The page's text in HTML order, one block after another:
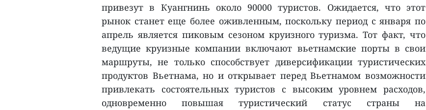
привезут в Куангнинь около 90000 туристов. Ожидается, что этот
рынок станет еще более оживленным, поскольку период с января по
апрель является пиковым сезоном круизного туризма. Тот факт, что
ведущие круизные компании включают вьетнамские порты в свои
маршруты, не только способствует диверсификации туристических
продуктов Вьетнама, но и открывает перед Вьетнамом возможности
привлекать состоятельных туристов с высоким уровнем расходов,
одновременно повышая туристический статус страны на